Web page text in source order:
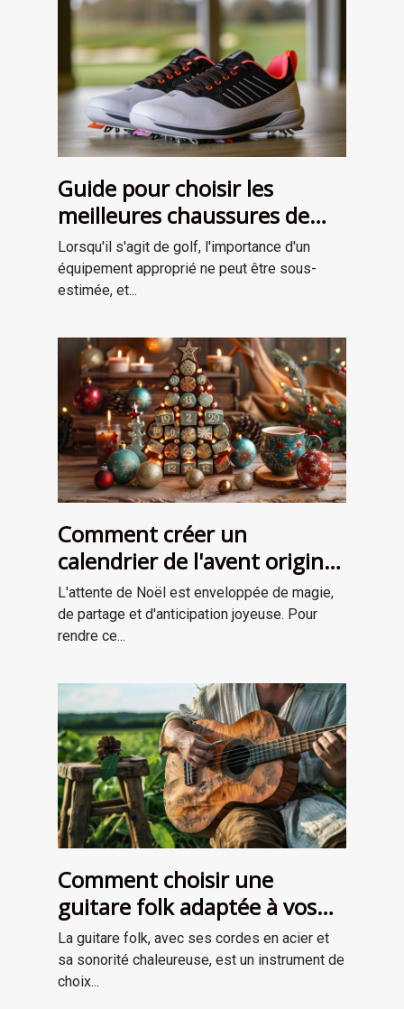
Guide pour choisir les
meilleures chaussures de
golf adaptées à votre style
de jeu
Lorsqu'il s'agit de golf, l'importance d'un
équipement approprié ne peut être sous-
estimée, et...
Comment créer un
calendrier de l'avent original
pour attendre Noël
L'attente de Noël est enveloppée de magie,
de partage et d'anticipation joyeuse. Pour
rendre ce...
Comment choisir une
guitare folk adaptée à vos
besoins
La guitare folk, avec ses cordes en acier et
sa sonorité chaleureuse, est un instrument de
choix...